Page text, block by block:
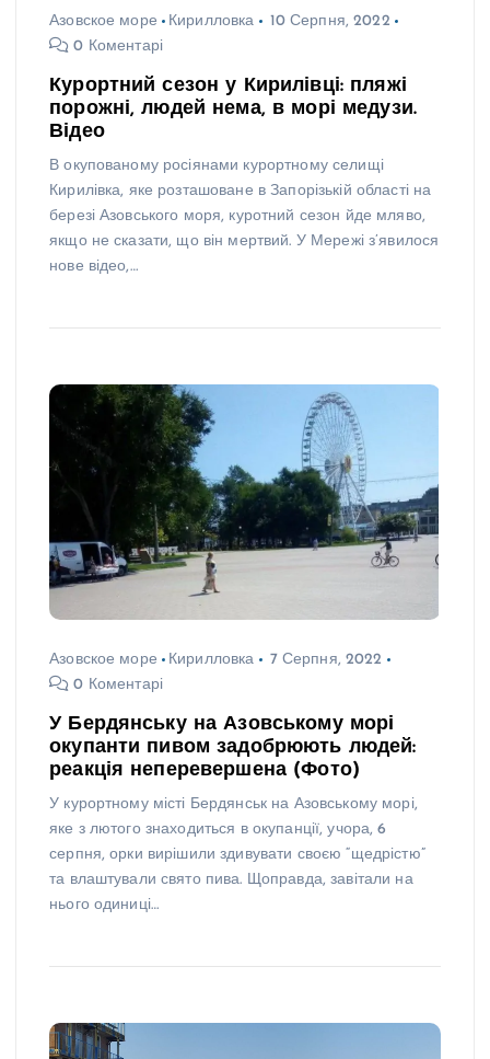
Азовское море Кирилловка
10 Серпня, 2022
0 Коментарі
Курортний сезон у Кирилівці: пляжі
порожні, людей нема, в морі медузи.
Відео
В окупованому росіянами курортному селищі
Кирилівка, яке розташоване в Запорізькій області на
березі Азовського моря, куротний сезон йде мляво,
якщо не сказати, що він мертвий. У Мережі з’явилося
нове відео,…
Азовское море Кирилловка
7 Серпня, 2022
0 Коментарі
У Бердянську на Азовському морі
окупанти пивом задобрюють людей:
реакція неперевершена (Фото)
У курортному місті Бердянськ на Азовському морі,
яке з лютого знаходиться в окупанції, учора, 6
серпня, орки вирішили здивувати своєю “щедрістю”
та влаштували свято пива. Щоправда, завітали на
нього одиниці…